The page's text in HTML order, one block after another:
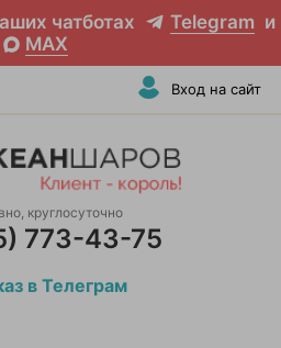
чатботах Telegram и
MAX
Вход на сайт
круглосуточно
773-43-75
в Телеграм